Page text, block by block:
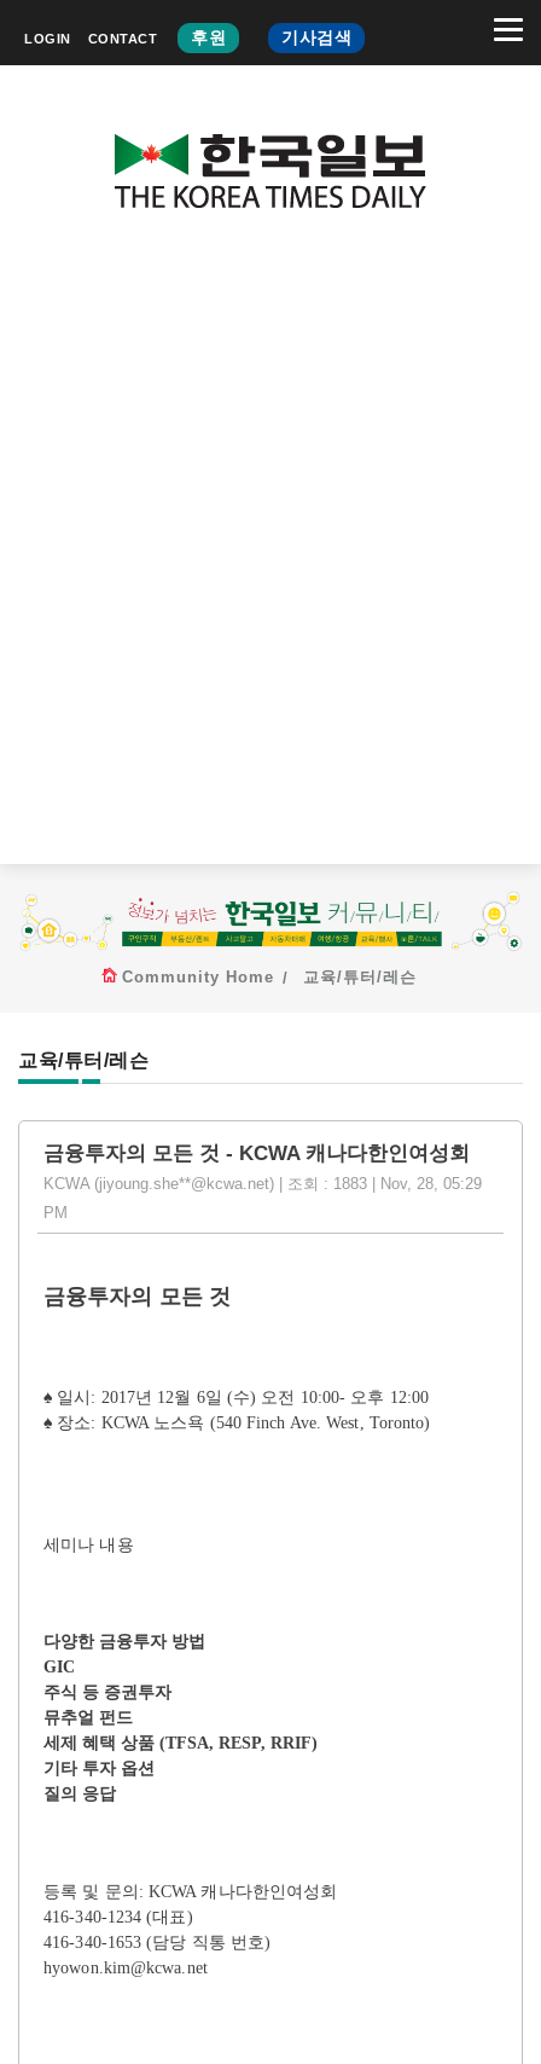
LOGIN CONTACT 후원 기사검색
Community Home 교육/튜터/레슨
교육/튜터/레슨
금융투자의 모든 것 - KCWA 캐나다한인여성회
KCWA (jiyoung.she**@kcwa.net) | 조회 : 1883 | Nov, 28, 05:29
PM
금융투자의 모든 것
♠ 일시: 2017년 12월 6일 (수) 오전 10:00- 오후 12:00
♠ 장소: KCWA 노스욕 (540 Finch Ave. West, Toronto)
세미나 내용
다양한 금융투자 방법
GIC
주식 등 증권투자
뮤추얼 펀드
세제 혜택 상품 (TFSA, RESP, RRIF)
기타 투자 옵션
질의 응답
등록 및 문의: KCWA 캐나다한인여성회
416-340-1234 (대표)
416-340-1653 (담당 직통 번호)
hyowon.kim@kcwa.net